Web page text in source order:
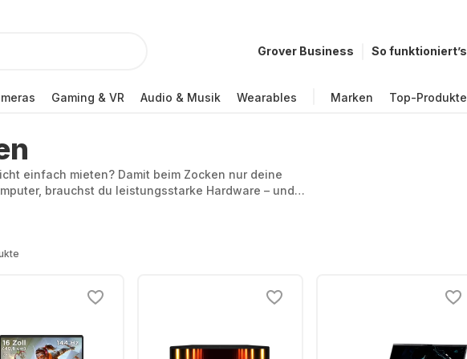
Grover Business So funktioniert’s
Gaming & VR Audio & Musik Wearables Marken Top-Produkte
einfach mieten? Damit beim Zocken nur deine
brauchst du leistungsstarke Hardware – und
zum Mieten: für unschlagbare Hardware-
Monatsraten ab in die Welt des Gamings.